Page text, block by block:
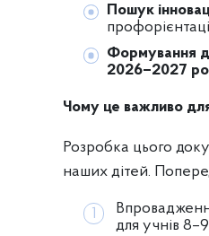
Пошук
Формування
2026–2027
Чому це важливо
Розробка цього
наших дітей.
для учнів 8–9